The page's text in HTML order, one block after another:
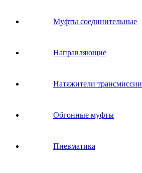
Муфты соединительные
Направляющие
Натяжители трансмиссии
Обгонные муфты
Пневматика